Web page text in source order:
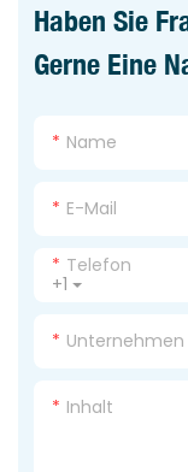
Haben Sie
Gerne Eine
Name
E-Mail
+1
Telefon
Unternehmen
Inhalt